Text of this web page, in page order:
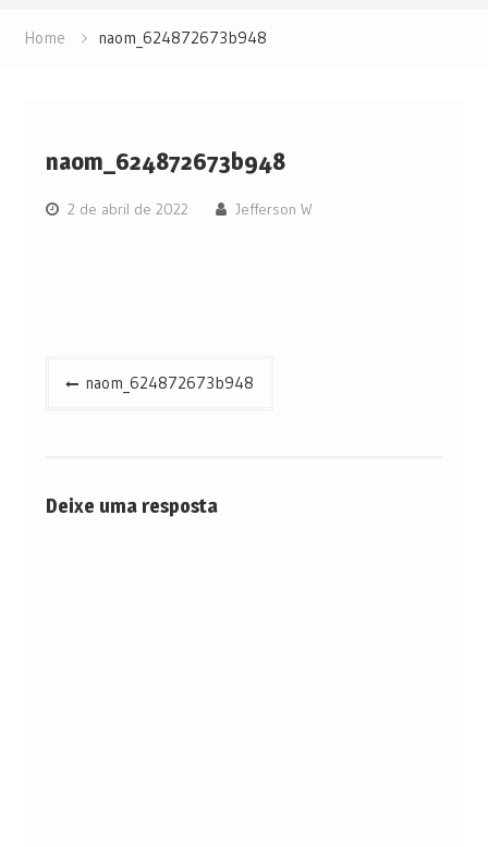
Home naom_624872673b948
naom_624872673b948
2 de abril de 2022 Jefferson W
Navegação
naom_624872673b948
Deixe uma resposta